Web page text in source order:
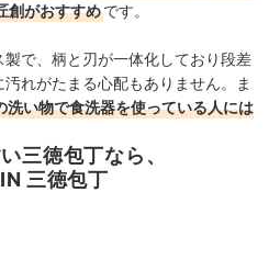
創がおすすめです。
で、柄と刃が一体化しており段差
れがたまる心配もありません。ま
洗い物で食洗器を使っている人には
三徳包丁なら、
三徳包丁